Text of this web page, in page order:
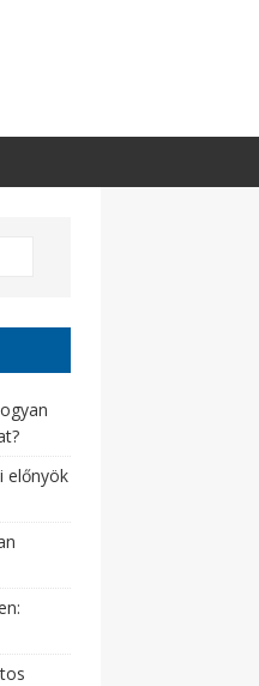
előnyök